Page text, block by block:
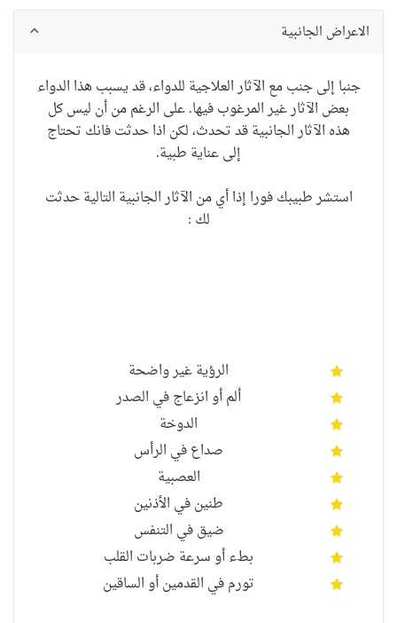
الاعراض الجانبية
جنبا إلى جنب مع الآثار العلاجية للدواء، قد يسبب هذا الدواء
بعض الآثار غير المرغوب فيها. على الرغم من أن ليس كل
هذه الآثار الجانبية قد تحدث، لكن اذا حدثت فانك تحتاج
إلى عناية طبية.
استشر طبيبك فورا إذا أي من الآثار الجانبية التالية حدثت
لك :
الرؤية غير واضحة
ألم أو انزعاج في الصدر
الدوخة
صداع في الرأس
العصبية
طنين في الأذنين
ضيق في التنفس
بطءأو سرعة ضربات القلب
تورم في القدمين أو الساقين